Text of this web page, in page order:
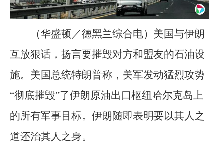
（华盛顿／德黑兰综合电）美国与伊朗
互放狠话，扬言要摧毁对方和盟友的石油设
施。美国总统特朗普称，美军发动猛烈攻势
“彻底摧毁”了伊朗原油出口枢纽哈尔克岛上
的所有军事目标。伊朗随即表明要以其人之
道还治其人之身。